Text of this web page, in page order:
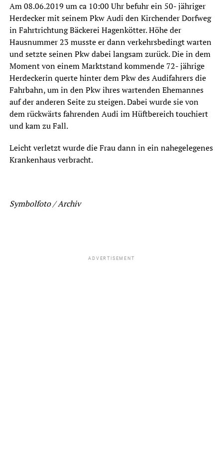
Am 08.06.2019 um ca 10:00 Uhr befuhr ein 50- jähriger
Herdecker mit seinem Pkw Audi den Kirchender Dorfweg
in Fahrtrichtung Bäckerei Hagenkötter. Höhe der
Hausnummer 23 musste er dann verkehrsbedingt warten
und setzte seinen Pkw dabei langsam zurück. Die in dem
Moment von einem Marktstand kommende 72- jährige
Herdeckerin querte hinter dem Pkw des Audifahrers die
Fahrbahn, um in den Pkw ihres wartenden Ehemannes
auf der anderen Seite zu steigen. Dabei wurde sie von
dem rückwärts fahrenden Audi im Hüftbereich touchiert
und kam zu Fall.
Leicht verletzt wurde die Frau dann in ein nahegelegenes
Krankenhaus verbracht.
Symbolfoto / Archiv
ADVERTISEMENT